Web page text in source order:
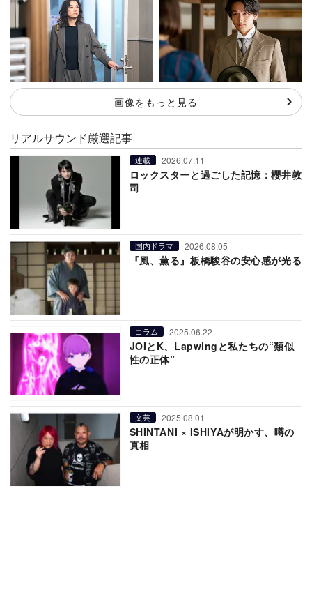
画像をもっと見る
リアルサウンド厳選記事
連載 2026.07.11
ロックスターと過ごした記憶：櫻井敦
司
国内ドラマ 2026.08.05
『風、薫る』板橋駿谷の安心感が光る
コラム 2025.06.22
JOIとK、Lapwingと私たちの“類似
性の正体”
文芸 2025.08.01
SHINTANI × ISHIYAが明かす、噂の
真相